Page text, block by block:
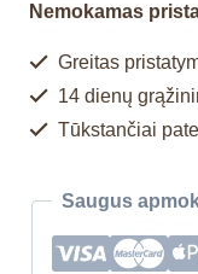
Nemokamas
Greitas
14 dienų
Tūkstančiai
Saugus